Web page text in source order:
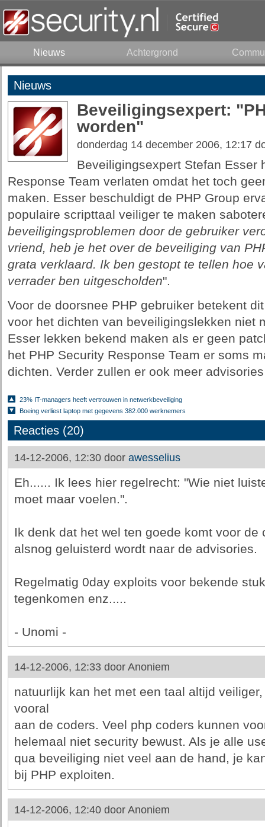
Nieuws Achtergrond
Nieuws
Beveiligingsexpert:
worden"
donderdag 14 december 2006, 12:17
Beveiligingsexpert Stefan Esser
Response Team verlaten omdat het toch
maken. Esser beschuldigt de PHP Group
populaire scripttaal veiliger te maken
beveiligingsproblemen door de gebruiker
vriend, heb je het over de beveiliging van
grata verklaard. Ik ben gestopt te tellen hoe
verrader ben uitgescholden".
Voor de doorsnee PHP gebruiker betekent
voor het dichten van beveiligingslekken niet
Esser lekken bekend maken als er geen
het PHP Security Response Team er soms
dichten. Verder zullen er ook meer
23% IT-managers heeft vertrouwen in netwerkbeveiliging
Boeing verliest laptop met gegevens 382.000 werknemers
Reacties (20)
14-12-2006, 12:30 door awesselius
Eh...... Ik lees hier regelrecht: "Wie niet
moet maar voelen.".
Ik denk dat het wel ten goede komt voor de
alsnog geluisterd wordt naar de advisories.
Regelmatig 0day exploits voor bekende
tegenkomen enz.....
- Unomi -
14-12-2006, 12:33 door Anoniem
natuurlijk kan het met een taal altijd
vooral
aan de coders. Veel php coders kunnen
helemaal niet security bewust. Als je alle
qua beveiliging niet veel aan de hand, je
bij PHP exploiten.
14-12-2006, 12:40 door Anoniem